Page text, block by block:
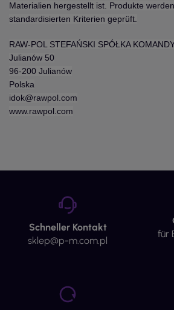
Materialien hergestellt ist. Produkte
standardisierten Kriterien geprüft.
RAW-POL STEFAŃSKI SPÓŁKA
Julianów 50
96-200 Julianów
Polska
idok@rawpol.com
www.rawpol.com
Schneller Kontakt
sklep@p-m.com.pl
für